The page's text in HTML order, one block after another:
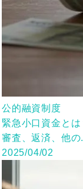
公的融資制度
緊急小口資金と
審査、返済、他の
2025/04/02